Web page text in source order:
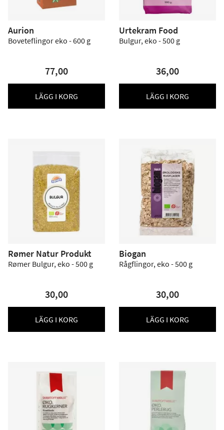
Aurion
Boveteflingor eko - 600 g
77,00
LÄGG I KORG
Urtekram Food
Bulgur, eko - 500 g
36,00
LÄGG I KORG
Rømer Natur Produkt
Rømer Bulgur, eko - 500 g
30,00
LÄGG I KORG
Biogan
Rågflingor, eko - 500 g
30,00
LÄGG I KORG